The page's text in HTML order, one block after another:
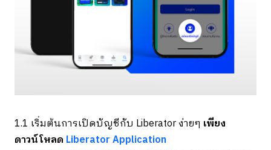
1.1 เริ่มต้นการเปิดบัญชีกับ Liberator ง่ายๆ เพียง
ดาวน์โหลด Liberator Application